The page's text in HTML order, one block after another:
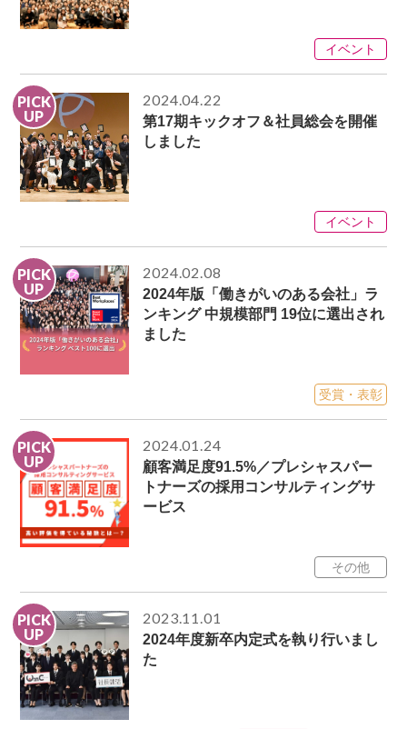
イベント
PICK
UP
2024.04.22
第17期キックオフ＆社員総会を開催
しました
イベント
PICK
UP
2024.02.08
2024年版「働きがいのある会社」ラ
ンキング 中規模部門 19位に選出され
ました
受賞・表彰
PICK
UP
2024.01.24
顧客満足度91.5%／プレシャスパー
トナーズの採用コンサルティングサ
ービス
その他
PICK
UP
2023.11.01
2024年度新卒内定式を執り行いまし
た